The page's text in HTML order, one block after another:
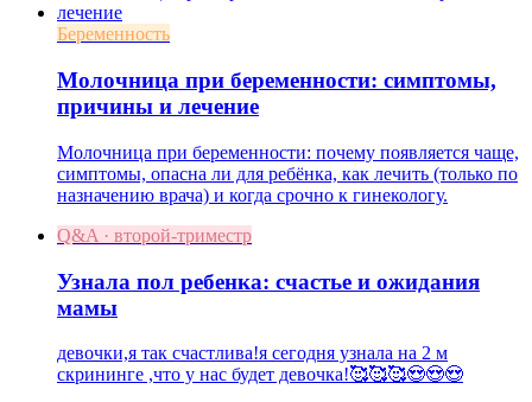
Беременность
Молочница при беременности: симптомы,
причины и лечение
Молочница при беременности: почему появляется чаще,
симптомы, опасна ли для ребёнка, как лечить (только по
назначению врача) и когда срочно к гинекологу.
Q&A · второй-триместр
Узнала пол ребенка: счастье и ожидания
мамы
девочки,я так счастлива!я сегодня узнала на 2 м
скрининге ,что у нас будет девочка!🥰🥰🥰😍😍😍